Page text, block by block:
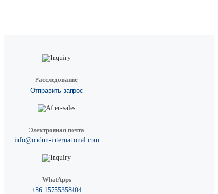
Расследование
Отправить запрос
Электронная почта
info@oudun-international.com
WhatApps
+86 15755358404